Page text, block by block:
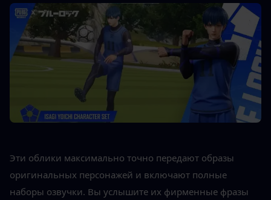
Эти облики максимально точно передают образы
оригинальных персонажей и включают полные
наборы озвучки. Вы услышите их фирменные фразы